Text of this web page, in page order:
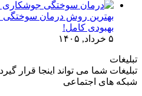
بهترین روش درمان سوختگی
بهبودی کامل!
۵ خرداد, ۱۴۰۵
تبلیغات
تبلیغات شما می تواند اینجا قرار گیرد
شبکه های اجتماعی